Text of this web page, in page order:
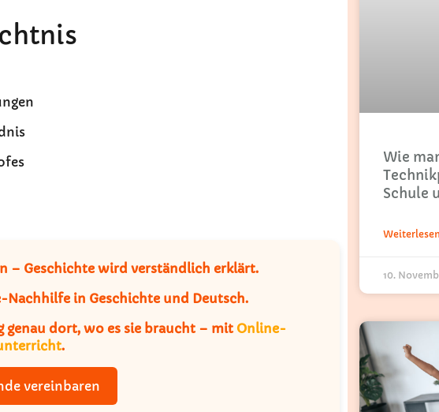
– Geschichte wird verständlich erklärt.
in Geschichte und Deutsch.
genau dort, wo es sie braucht – mit Online-
.
vereinbaren
Wie
Schule
10.